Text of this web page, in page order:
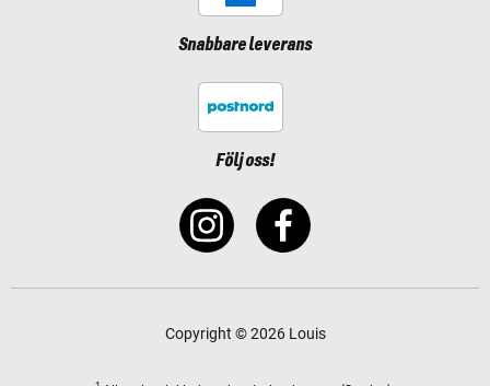
Snabbare leverans
Följ oss!
Copyright © 2026 Louis